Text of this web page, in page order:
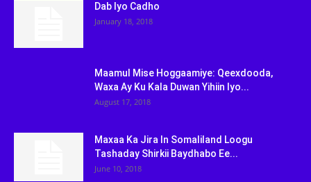
Dab Iyo Cadho
January 18, 2018
Maamul Mise Hoggaamiye: Qeexdooda,
Waxa Ay Ku Kala Duwan Yihiin Iyo...
August 17, 2018
Maxaa Ka Jira In Somaliland Loogu
Tashaday Shirkii Baydhabo Ee...
June 10, 2018